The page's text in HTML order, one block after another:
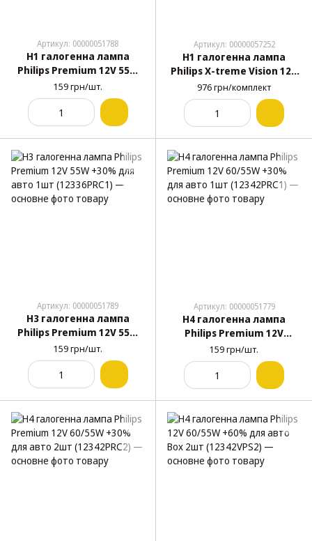
Артикул: 00000051788
H1 галогенна лампа
Philips Premium 12V 55W
+30% для авто 1шт
(12258PRC1)
159 грн/шт.
Артикул: 00000057252
H1 галогенна лампа
Philips X-treme Vision 12V
55W +150% для авто Box
2шт (12258XVPS2)
976 грн/комплект
Артикул: 00000051789
H3 галогенна лампа
Philips Premium 12V 55W
+30% для авто 1шт
(12336PRC1)
159 грн/шт.
Артикул: 00000051779
H4 галогенна лампа
Philips Premium 12V
60/55W +30% для авто
1шт (12342PRC1)
159 грн/шт.